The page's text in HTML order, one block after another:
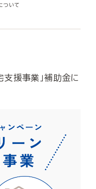
ついて
支援事業」補助金に